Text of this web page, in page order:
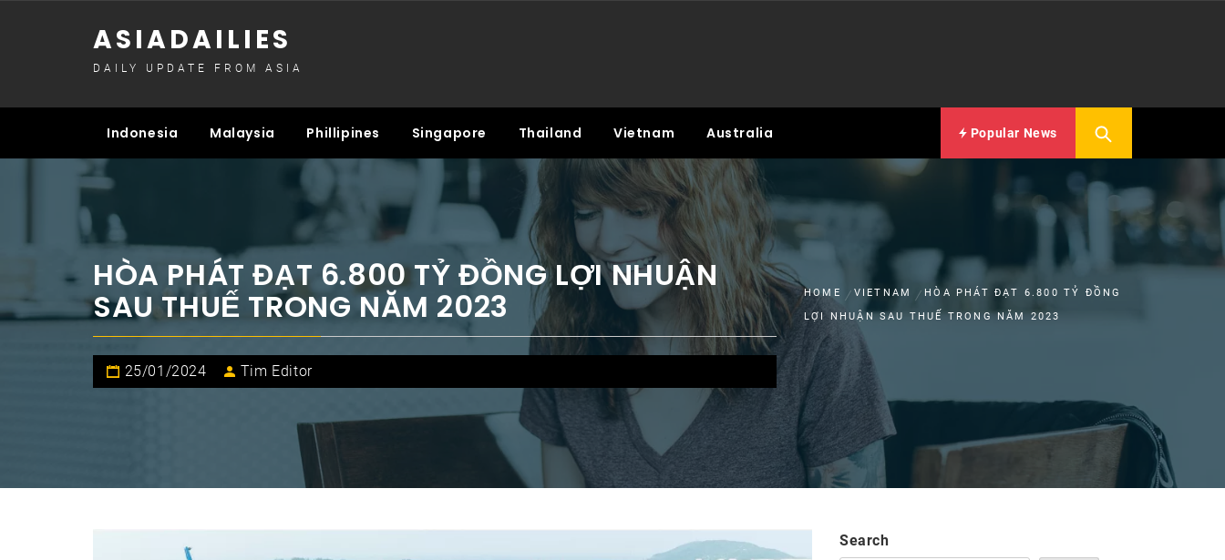
ASIADAILIES
DAILY UPDATE FROM ASIA
Indonesia Malaysia Phillipines Singapore Thailand Vietnam Australia Popular News
HÒA PHÁT ĐẠT 6.800 TỶ ĐỒNG LỢI NHUẬN
SAU THUẾ TRONG NĂM 2023
25/01/2024 Tim Editor
HOME VIETNAM
HÒA PHÁT ĐẠT 6.800 TỶ ĐỒNG
LỢI NHUẬN SAU THUẾ TRONG NĂM 2023
Search